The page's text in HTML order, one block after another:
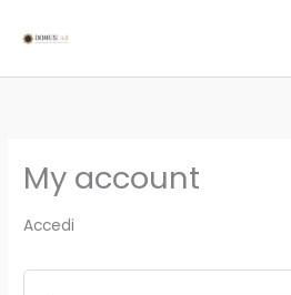
My account
Accedi